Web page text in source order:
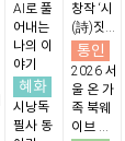
AI로 풀
어내는
나의 이
야기
혜화
시낭독
필사 동
창작 ‘시
(詩)짓...
통인
2026 서
울 온 가
족 북웨
이브 ...